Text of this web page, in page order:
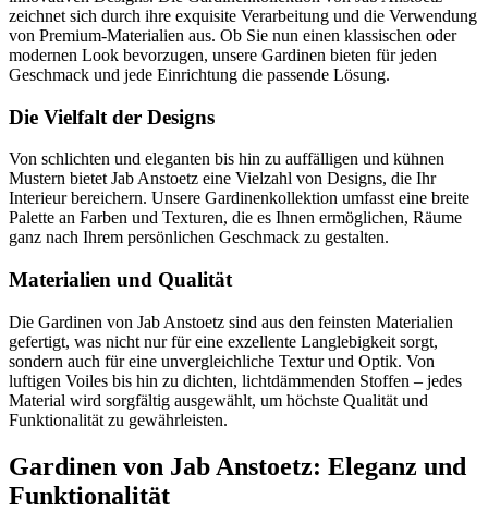
zeichnet sich durch ihre exquisite Verarbeitung und die Verwendung
von Premium-Materialien aus. Ob Sie nun einen klassischen oder
modernen Look bevorzugen, unsere Gardinen bieten für jeden
Geschmack und jede Einrichtung die passende Lösung.
Die Vielfalt der Designs
Von schlichten und eleganten bis hin zu auffälligen und kühnen
Mustern bietet Jab Anstoetz eine Vielzahl von Designs, die Ihr
Interieur bereichern. Unsere Gardinenkollektion umfasst eine breite
Palette an Farben und Texturen, die es Ihnen ermöglichen, Räume
ganz nach Ihrem persönlichen Geschmack zu gestalten.
Materialien und Qualität
Die Gardinen von Jab Anstoetz sind aus den feinsten Materialien
gefertigt, was nicht nur für eine exzellente Langlebigkeit sorgt,
sondern auch für eine unvergleichliche Textur und Optik. Von
luftigen Voiles bis hin zu dichten, lichtdämmenden Stoffen – jedes
Material wird sorgfältig ausgewählt, um höchste Qualität und
Funktionalität zu gewährleisten.
Gardinen von Jab Anstoetz: Eleganz und
Funktionalität